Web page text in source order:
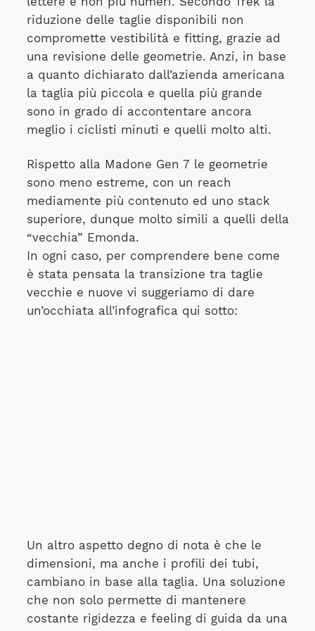
riduzione delle taglie disponibili non
compromette vestibilità e fitting, grazie ad
una revisione delle geometrie. Anzi, in base
a quanto dichiarato dall’azienda americana
la taglia più piccola e quella più grande
sono in grado di accontentare ancora
meglio i ciclisti minuti e quelli molto alti.
Rispetto alla Madone Gen 7 le geometrie
sono meno estreme, con un reach
mediamente più contenuto ed uno stack
superiore, dunque molto simili a quelli della
“vecchia” Emonda.
In ogni caso, per comprendere bene come
è stata pensata la transizione tra taglie
vecchie e nuove vi suggeriamo di dare
un’occhiata all’infografica qui sotto:
Un altro aspetto degno di nota è che le
dimensioni, ma anche i profili dei tubi,
cambiano in base alla taglia. Una soluzione
che non solo permette di mantenere
costante rigidezza e feeling di guida da una